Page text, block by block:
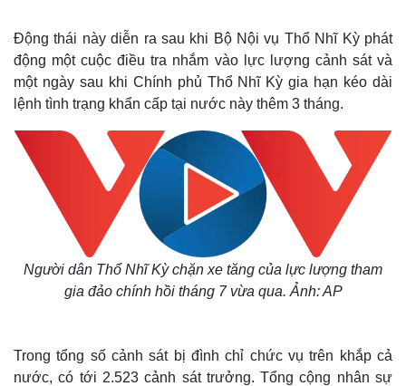
Động thái này diễn ra sau khi Bộ Nội vụ Thổ Nhĩ Kỳ phát
động một cuộc điều tra nhắm vào lực lượng cảnh sát và
một ngày sau khi Chính phủ Thổ Nhĩ Kỳ gia hạn kéo dài
lệnh tình trạng khẩn cấp tại nước này thêm 3 tháng.
Người dân Thổ Nhĩ Kỳ chặn xe tăng của lực lượng tham
gia đảo chính hồi tháng 7 vừa qua. Ảnh: AP
Trong tổng số cảnh sát bị đình chỉ chức vụ trên khắp cả
nước, có tới 2.523 cảnh sát trưởng. Tổng cộng nhân sự